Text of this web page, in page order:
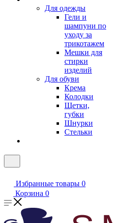
Для одежды
Гели и
шампуни по
уходу за
трикотажем
Мешки для
стирки
изделий
Для обуви
Крема
Колодки
Щетки,
губки
Шнурки
Стельки
Избранные товары 0
Корзина 0